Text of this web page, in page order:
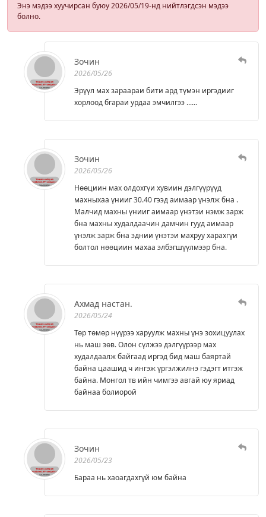
Энэ мэдээ хуучирсан буюу 2026/05/19-нд нийтлэгдсэн мэдээ
болно.
Зочин
2026/05/26
Эрүүл мах зараараи бити ард түмэн иргэдииг
хорлоод бгараи урдаа эмчилгээ ......
Зочин
2026/05/26
Нөөциин мах олдохгүи хувиин дэлгүүрүүд
махныхаа үнииг 30.40 гээд аимаар үнэлж бна .
Малчид махны үнииг аимаар үнэтэи нэмж зарж
бна махны худалдаачин дамчин гууд аимаар
үнэлж зарж бна эднии үнэтэи махруу харахгүи
болтол нөөциин махаа элбэгшүүлмээр бна.
Ахмад настан.
2026/05/24
Төр төмөр нүүрээ харуулж махны үнэ зохицуулах
нь маш зөв. Олон сүлжээ дэлгүүрээр мах
худалдаалж байгаад иргэд бид маш баяртай
байна цаашид ч ингэж үргэлжилнэ гэдэгт итгэж
байна. Монгол тв ийн чимгээ авгай юу яриад
байнаа болиорой
Зочин
2026/05/23
Бараа нь хаоагдахгүй юм байна